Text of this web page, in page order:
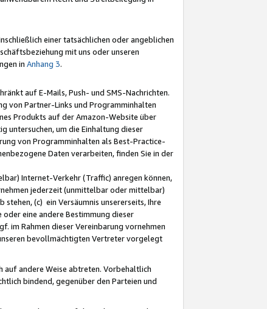
einer tatsächlichen oder angeblichen
mit uns oder unseren
in Anhang 3.
auf E-Mails, Push- und SMS-Nachrichten.
von Partner-Links und Programminhalten
Produkts auf der Amazon-Website über
untersuchen, um die Einhaltung dieser
von Programminhalten als Best-Practice-
Daten verarbeiten, finden Sie in der
Internet-Verkehr (Traffic) anregen können,
jederzeit (unmittelbar oder mittelbar)
(c) ein Versäumnis unsererseits, Ihre
eine andere Bestimmung dieser
im Rahmen dieser Vereinbarung vornehmen
bevollmächtigten Vertreter vorgelegt
auf andere Weise abtreten. Vorbehaltlich
bindend, gegenüber den Parteien und